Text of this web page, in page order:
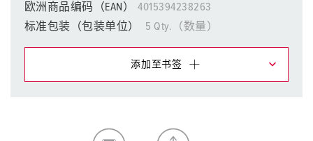
欧洲商品编码（EAN）
4015394238263
标准包装（包装单位）
5 Qty.（数量）
添加至书签